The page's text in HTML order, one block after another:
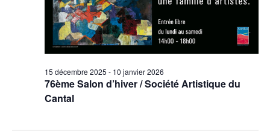
76ème Salon d’hiver / Société Artistique du
Cantal
15 décembre 2025 - 10 janvier 2026